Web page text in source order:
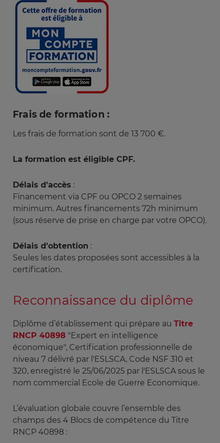
Image
Frais de formation :
Les frais de formation sont de 13 700 €.
La formation est éligible CPF.
Délais d'accès :
Financement via CPF ou OPCO 2 semaines
minimum. Autres financements 72h minimum
(sous réserve de prise en charge par votre OPCO).
Délais d'obtention :
Seules les dates proposées sont accessibles à la
certification.
Reconnaissance du diplôme
Diplôme d’établissement qui prépare au Titre
RNCP 40898 "Expert en intelligence
économique", Certification professionnelle de
niveau 7 délivré par l'ESLSCA, Code NSF 310 et
320, enregistré le 25/06/2025 par l'ESLSCA sous le
nom commercial Ecole de Guerre Economique.
L’évaluation globale couvre l’ensemble des
champs des 4 Blocs de compétence du Titre
RNCP 40898 :